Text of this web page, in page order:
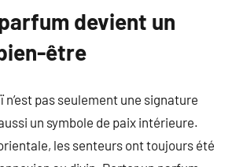
devient un
être
n’est pas seulement une signature
un symbole de paix intérieure.
les senteurs ont toujours été